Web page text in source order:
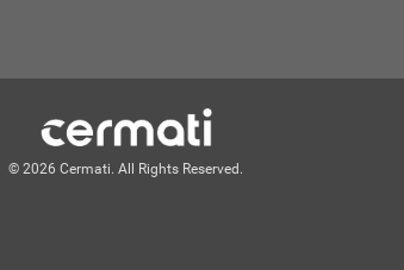
© 2026 Cermati. All Rights Reserved.